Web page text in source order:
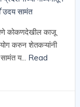
कोकणदेखील काजू
करुन शेतकऱ्यांनी
य... Read